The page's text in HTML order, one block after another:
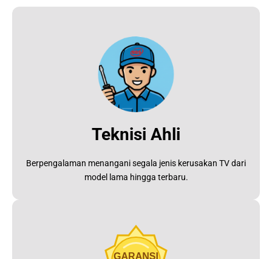
Teknisi Ahli
Berpengalaman menangani segala jenis kerusakan TV dari
model lama hingga terbaru.